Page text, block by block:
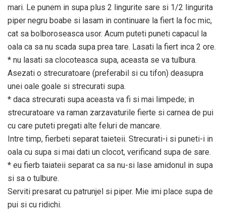
mari. Le punem in supa plus 2 lingurite sare si 1/2 lingurita
piper negru boabe si lasam in continuare la fiert la foc mic,
cat sa bolboroseasca usor. Acum puteti puneti capacul la
oala ca sa nu scada supa prea tare. Lasati la fiert inca 2 ore.
* nu lasati sa clocoteasca supa, aceasta se va tulbura.
Asezati o strecuratoare (preferabil si cu tifon) deasupra
unei oale goale si strecurati supa.
* daca strecurati supa aceasta va fi si mai limpede; in
strecuratoare va raman zarzavaturile fierte si carnea de pui
cu care puteti pregati alte feluri de mancare.
Intre timp, fierbeti separat taieteii. Strecurati-i si puneti-i in
oala cu supa si mai dati un clocot, verificand supa de sare.
* eu fierb taiateii separat ca sa nu-si lase amidonul in supa
si sa o tulbure.
Serviti presarat cu patrunjel si piper. Mie imi place supa de
pui si cu ridichi.